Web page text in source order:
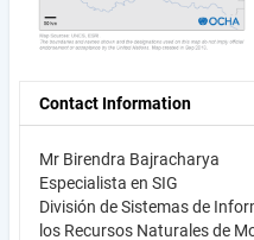
Contact Information
Mr Birendra Bajracharya
Especialista en SIG
División de Sistemas de
los Recursos Naturales de